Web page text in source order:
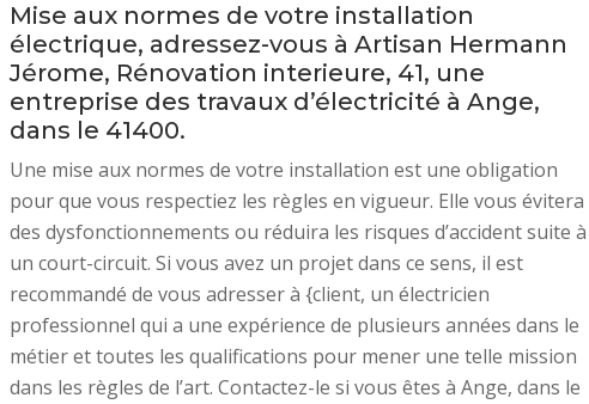
Mise aux normes de votre installation
électrique, adressez-vous à Artisan Hermann
Jérome, Rénovation interieure, 41, une
entreprise des travaux d’électricité à Ange,
dans le 41400.
Une mise aux normes de votre installation est une obligation
pour que vous respectiez les règles en vigueur. Elle vous évitera
des dysfonctionnements ou réduira les risques d’accident suite à
un court-circuit. Si vous avez un projet dans ce sens, il est
recommandé de vous adresser à {client, un électricien
professionnel qui a une expérience de plusieurs années dans le
métier et toutes les qualifications pour mener une telle mission
dans les règles de l’art. Contactez-le si vous êtes à Ange, dans le